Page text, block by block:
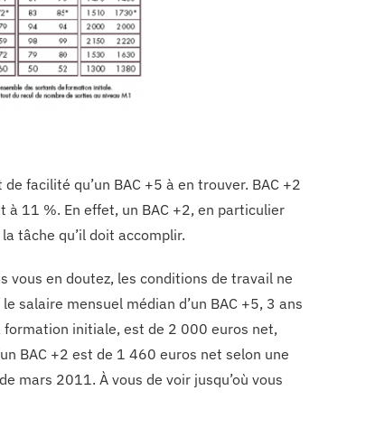
facilité qu’un BAC +5 à en trouver. BAC +2
à 11 %. En effet, un BAC +2, en particulier
tâche qu’il doit accomplir.
vous en doutez, les conditions de travail ne
salaire mensuel médian d’un BAC +5, 3 ans
formation initiale, est de 2 000 euros net,
BAC +2 est de 1 460 euros net selon une
mars 2011. À vous de voir jusqu’où vous